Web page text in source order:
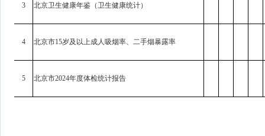
3 北京卫生健康年鉴（卫生健康统计）
4 北京市15岁及以上成人吸烟率、二手烟暴露率
5 北京市2024年度体检统计报告